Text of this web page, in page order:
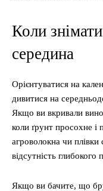
Коли
середина
Орієнтуватися на
дивитися на
Якщо ви вкривали
коли ґрунт просохне і
агроволокна чи плівки
відсутність глибокого
Якщо ви бачите, що